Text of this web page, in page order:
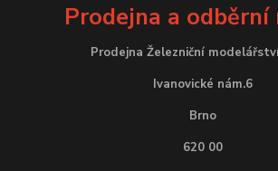
Prodejna a odběrní
Prodejna Železniční
Ivanovické nám.6
Brno
620 00